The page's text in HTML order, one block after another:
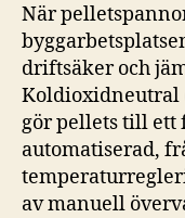
När
driftsäker och
Koldioxidneutral
gör pellets till
automatiserad,
av manuell